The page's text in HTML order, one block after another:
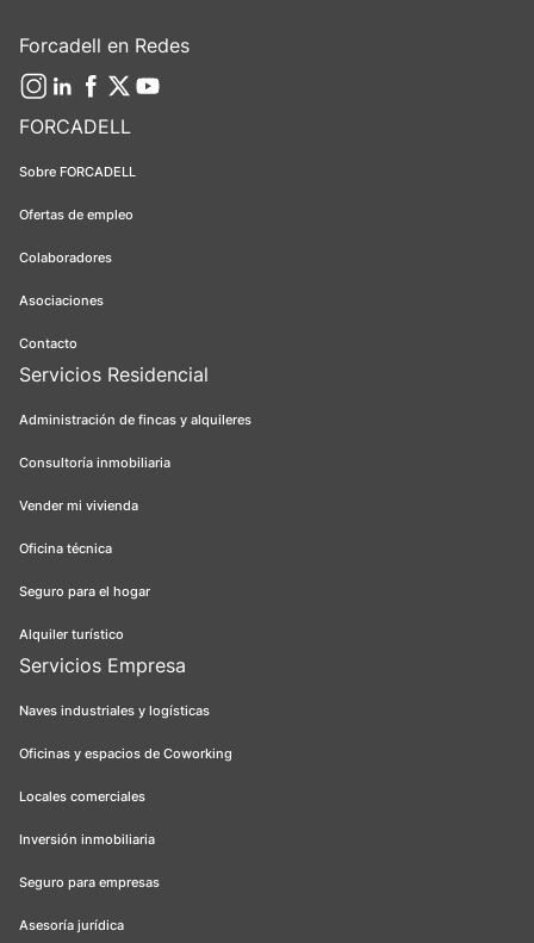
FORCADELL
Sobre FORCADELL
Ofertas de empleo
Colaboradores
Asociaciones
Contacto
Servicios Residencial
Administración de fincas y alquileres
Consultoría inmobiliaria
Vender mi vivienda
Oficina técnica
Seguro para el hogar
Alquiler turístico
Servicios Empresa
Naves industriales y logísticas
Oficinas y espacios de Coworking
Locales comerciales
Inversión inmobiliaria
Seguro para empresas
Asesoría jurídica
Forcadell en Redes